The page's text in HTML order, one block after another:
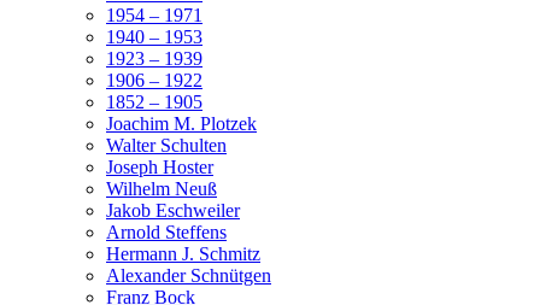
1954 – 1971
1940 – 1953
1923 – 1939
1906 – 1922
1852 – 1905
Joachim M. Plotzek
Walter Schulten
Joseph Hoster
Wilhelm Neuß
Jakob Eschweiler
Arnold Steffens
Hermann J. Schmitz
Alexander Schnütgen
Franz Bock